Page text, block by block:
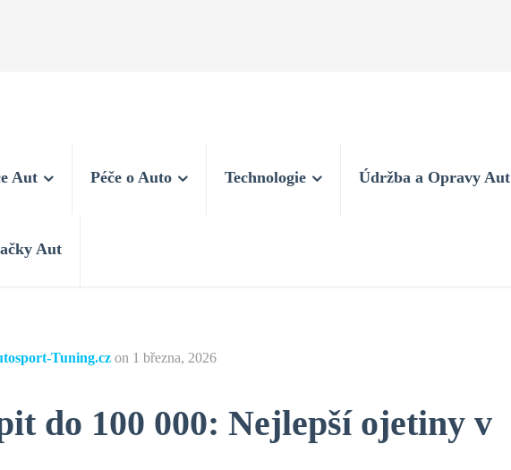
Aut Péče o Auto Technologie Údržba a Opravy Aut
Aut
Tuning.cz on 1 března, 2026
do 100 000: Nejlepší ojetiny v